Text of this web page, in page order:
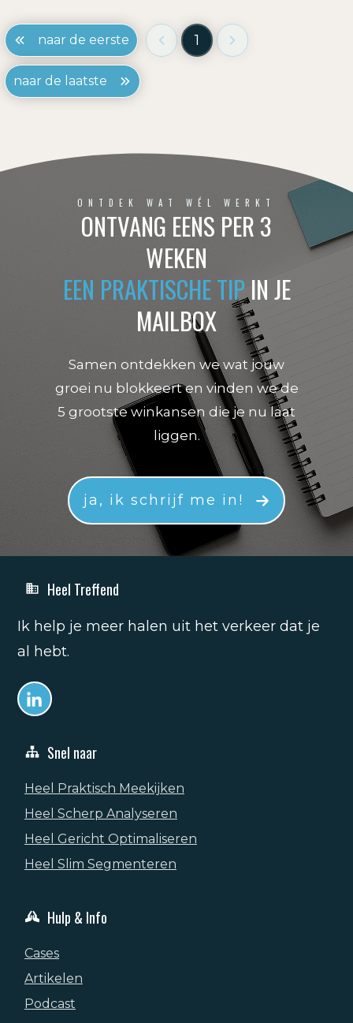
naar de eerste 1
naar de laatste
ONTDEK WAT WÉL WERKT
ONTVANG EENS PER 3
WEKEN
EEN PRAKTISCHE TIPIN JE
MAILBOX
Samen ontdekken we wat jouw
groei nu blokkeert en vinden we de
5 grootste winkansen die je nu laat
liggen.
ja, ik schrijf me in!
Heel Treffend
Ik help je meer halen uit het verkeer dat je
al hebt.
Snel naar
Heel Praktisch Meekijken
Heel Scherp Analyseren
Heel Gericht Optimaliseren
Heel Slim Segmenteren
Hulp & Info
Cases
Artikelen
Podcast